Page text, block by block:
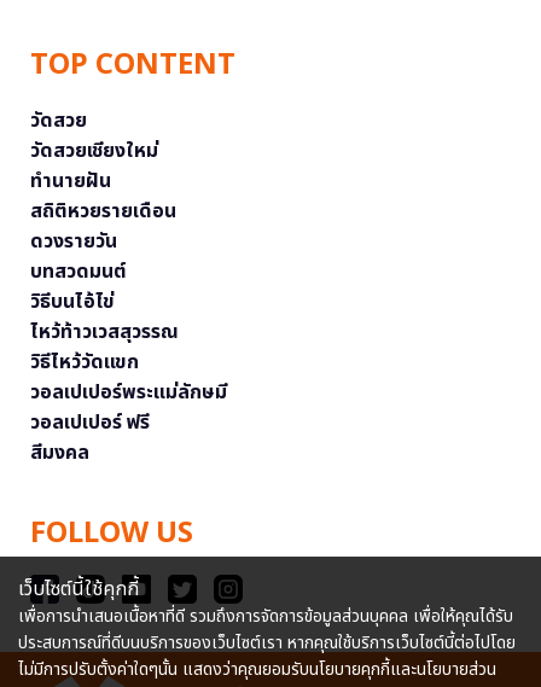
TOP CONTENT
วัดสวย
วัดสวยเชียงใหม่
ทำนายฝัน
สถิติหวยรายเดือน
ดวงรายวัน
บทสวดมนต์
วิธีบนไอ้ไข่
ไหว้ท้าวเวสสุวรรณ
วิธีไหว้วัดแขก
วอลเปเปอร์พระแม่ลักษมี
วอลเปเปอร์ ฟรี
สีมงคล
FOLLOW US
เว็บไซต์นี้ใช้คุกกี้
เพื่อการนำเสนอเนื้อหาที่ดี รวมถึงการจัดการข้อมูลส่วนบุคคล เพื่อให้คุณได้รับ
ประสบการณ์ที่ดีบนบริการของเว็บไซต์เรา หากคุณใช้บริการเว็บไซต์นี้ต่อไปโดย
ไม่มีการปรับตั้งค่าใดๆนั้น แสดงว่าคุณยอมรับนโยบายคุกกี้และนโยบายส่วน